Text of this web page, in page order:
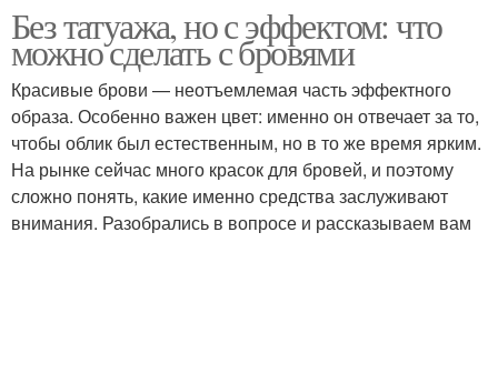
формировании
Ошибки в заголовках
Без татуажа, но с эффектом: что
можно сделать с бровями
Красивые брови — неотъемлемая часть эффектного
образа. Особенно важен цвет: именно он отвечает за то,
чтобы облик был естественным, но в то же время ярким.
На рынке сейчас много красок для бровей, и поэтому
сложно понять, какие именно средства заслуживают
внимания. Разобрались в вопросе и рассказываем вам